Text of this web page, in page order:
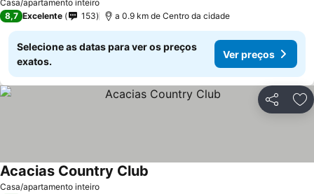
Casa/apartamento inteiro
8,7 Excelente 153 a 0.9 km de Centro da cidade
Selecione as datas para ver os preços
exatos.
Ver preços
Partilhar
Casa/apartamento inteiro
Acacias Country Club